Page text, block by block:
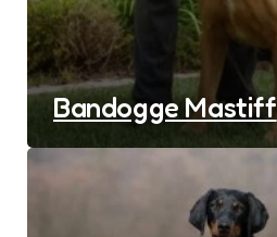
Bandogge Mastiff